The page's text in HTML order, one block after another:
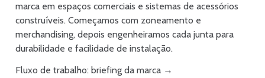
marca em espaços comerciais e sistemas de acessórios
construíveis. Começamos com zoneamento e
merchandising, depois engenheiramos cada junta para
durabilidade e facilidade de instalação.
Fluxo de trabalho: briefing da marca →